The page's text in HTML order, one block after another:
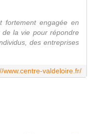
fortement engagée en
la vie pour répondre
des entreprises
www.centre-valdeloire.fr/